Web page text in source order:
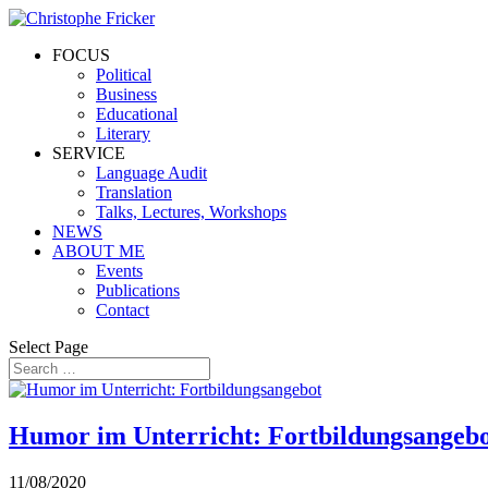
FOCUS
Political
Business
Educational
Literary
SERVICE
Language Audit
Translation
Talks, Lectures, Workshops
NEWS
ABOUT ME
Events
Publications
Contact
Select Page
Humor im Unterricht:
11/08/2020